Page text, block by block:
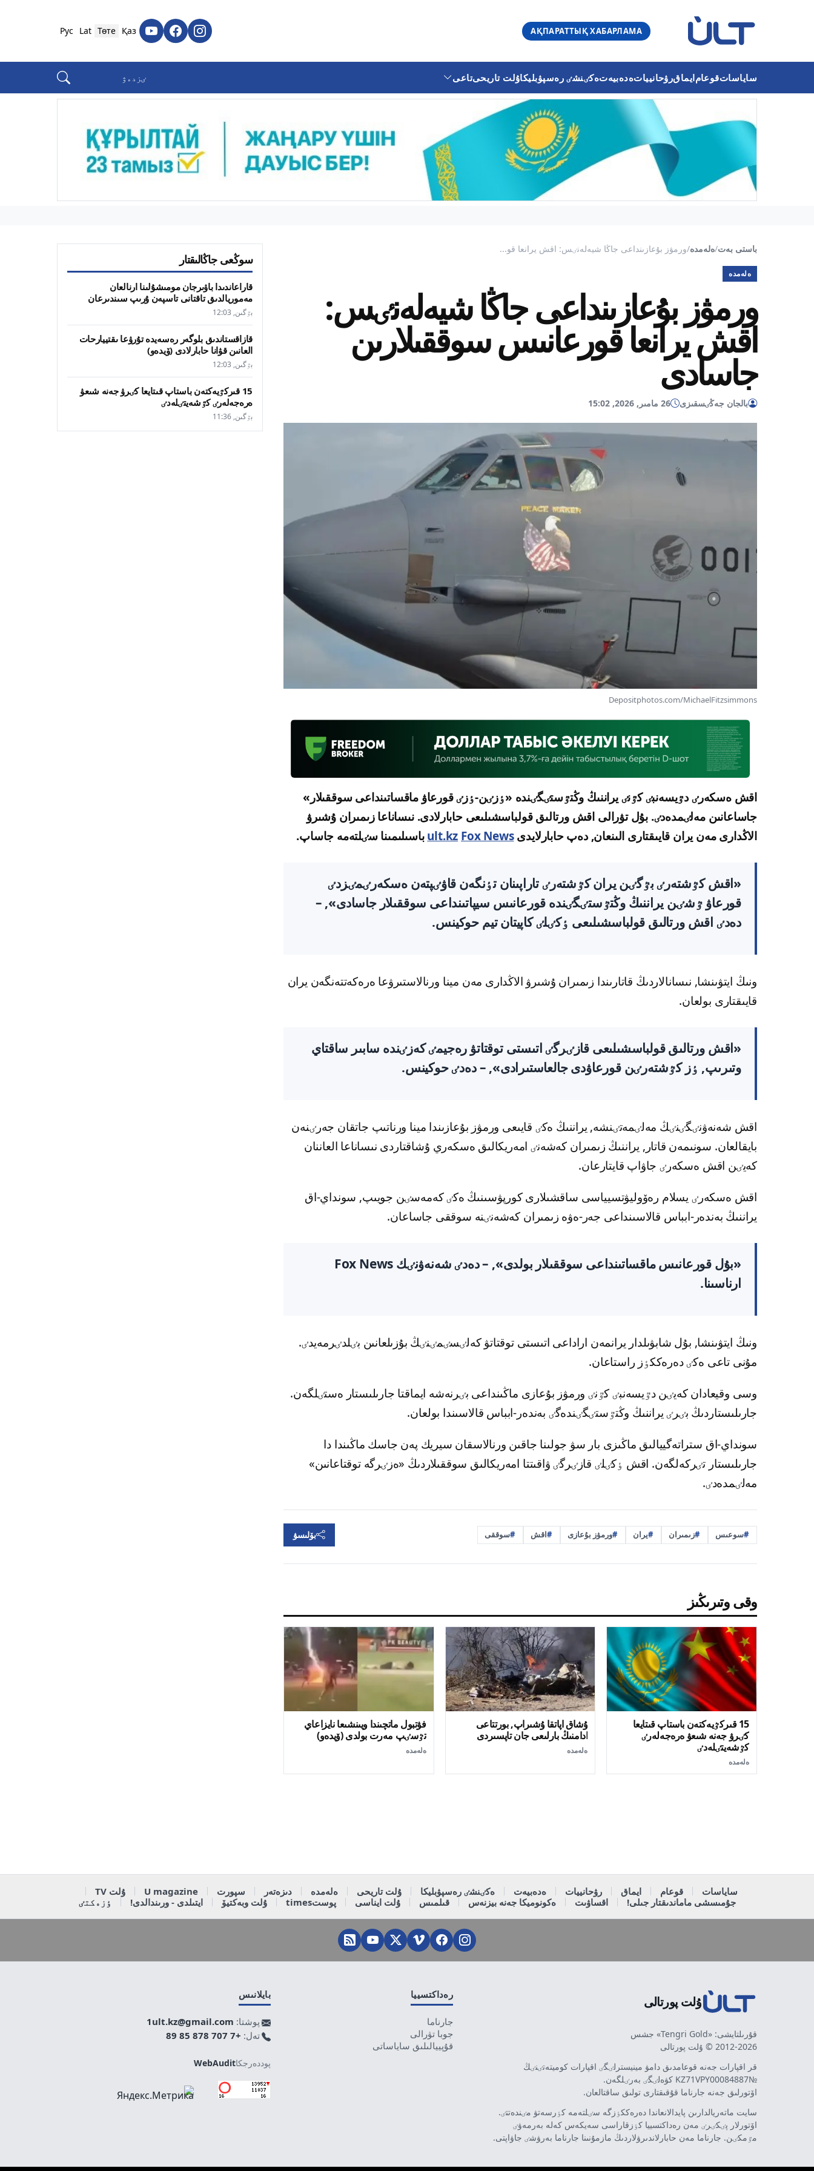
АҚПАРАТТЫҚ ХАБАРЛАМА
Қаз
Төте
Lat
Рус
ساياساتقوعامايماقرۋحانيياتەدەبيەتەكٸنشٸ رەسپۋبليكاۇلت تاريحىتاعى
باستى بەت/ەلەمدە/ورمۋز بۇعازىنداعى جاڭا شيەلەنٸس: اقش يرانعا قو...
ەلەمدە
ورمۋز بۇعازىنداعى جاڭا شيەلەنٸس:
اقش يرانعا قورعانىس سوققىلارىن
جاسادى
بالجان جەڭٸسقىزى 26 مامىر, 2026, 15:02
Depositphotos.com/MichaelFitzsimmons
اقش ەسكەرٸ دٷيسەنبٸ كٷنٸ يراننىڭ وڭتٷستٸگٸندە «ٶزٸن-ٶزٸ قورعاۋ ماقساتىنداعى سوققىلار»
جاساعانىن مەلٸمدەدٸ. بۇل تۋرالى اقش ورتالىق قولباسشىلىعى حابارلادى. نىساناعا زىمىران ۇشىرۋ
الاڭدارى مەن يران قايىقتارى الىنعان, دەپ حابارلايدى
ult.kz Fox News باسىلىمىنا سٸلتەمە جاساپ.
«اقش كٷشتەرٸ بٷگٸن يران كٷشتەرٸ تاراپىنان تٶنگەن قاۋٸپتەن ەسكەرٸمٸزدٸ
قورعاۋ ٷشٸن يراننىڭ وڭتٷستٸگٸندە قورعانىس سيپاتىنداعى سوققىلار جاسادى», –
دەدٸ اقش ورتالىق قولباسشىلىعى ٶكٸلٸ كاپيتان تيم حوكينس.
ونىڭ ايتۋىنشا, نىسانالاردىڭ قاتارىندا زىمىران ۇشىرۋ الاڭدارى مەن مينا ورنالاستىرۋعا ەرەكەتتەنگەن يران
قايىقتارى بولعان.
«اقش ورتالىق قولباسشىلىعى قازٸرگٸ اتىستى توقتاتۋ رەجيمٸ كەزٸندە سابىر ساقتاي
وتىرىپ, ٶز كٷشتەرٸن قورعاۋدى جالعاستىرادى», – دەدٸ حوكينس.
اقش شەنەۋنٸگٸنٸڭ مەلٸمەتٸنشە, يراننىڭ ەكٸ قايىعى ورمۋز بۇعازىندا مينا ورناتىپ جاتقان جەرٸنەن
بايقالعان. سونىمەن قاتار, يراننىڭ زىمىران كەشەنٸ امەريكالىق ەسكەري ۇشاقتاردى نىساناعا العاننان
كەيٸن اقش ەسكەرٸ جاۋاپ قايتارعان.
اقش ەسكەرٸ يسلام رەۆوليۋتسيياسى ساقشىلارى كورپۋسىنىڭ ەكٸ كەمەسٸن جويىپ, سونداي-اق
يراننىڭ بەندەر-ابباس قالاسىنداعى جەر-ەۋە زىمىران كەشەنٸنە سوققى جاساعان.
«بۇل قورعانىس ماقساتىنداعى سوققىلار بولدى», – دەدٸ شەنەۋنٸك Fox News
ارناسىنا.
ونىڭ ايتۋىنشا, بۇل شابۋىلدار يرانمەن اراداعى اتىستى توقتاتۋ كەلٸسٸمٸنٸڭ بۇزىلعانىن بٸلدٸرمەيدٸ.
مۇنى تاعى ەكٸ دەرەككٶز راستاعان.
وسى وقيعادان كەيٸن دٷيسەنبٸ كٷنٸ ورمۋز بۇعازى ماڭىنداعى بٸرنەشە ايماقتا جارىلىستار ەستٸلگەن.
جارىلىستاردىڭ بٸرٸ يراننىڭ وڭتٷستٸگٸندەگٸ بەندەر-ابباس قالاسىندا بولعان.
سونداي-اق ستراتەگييالىق ماڭىزى بار سۋ جولىنا جاقىن ورنالاسقان سيريك پەن جاسك ماڭىندا دا
جارىلىستار تٸركەلگەن. اقش ٶكٸلٸ قازٸرگٸ ۋاقىتتا امەريكالىق سوققىلاردىڭ «ەزٸرگە توقتاعانىن»
مەلٸمدەدٸ.
سوعىس زىمىران يران ورمۋز بۇعازى اقش سوققى بۆلىسۋ
وقى وتىرىڭىز
15 قىركٷيەكتەن باستاپ قىتايعا
كٸرۋ جەنە شىعۋ ەرەجەلەرٸ
كٷشەيتٸلەدٸ
ەلەمدە
ۇشاق اپاتقا ۇشىراپ, بورتتاعى
ادامنىڭ بارلىعى جان تاپسىردى
ەلەمدە
فۋتبول ماتچىندا ويىنشىعا نايزاعاي
تٷسٸپ مەرت بولدى (ۆيدەو)
ەلەمدە
سوڭعى جاڭالىقتار
قاراعاندىدا باۋىرجان مومىشۇلىنا ارنالعان
مەموريالدىق تاقتانى تاسپەن ۇرىپ سىندىرعان
بٷگىن, 12:03
قازاقستاندىق بلوگەر رەسەيدە تۇرۋعا ىقتييارحات
العانىن قۋانا حابارلادى (ۆيدەو)
بٷگىن, 12:03
15 قىركٷيەكتەن باستاپ قىتايعا كٸرۋ جەنە شىعۋ
ەرەجەلەرٸ كٷشەيتٸلەدٸ
بٷگىن, 11:36
ساياسات قوعام ايماق رۋحانييات ەدەبيەت ەكٸنشٸ رەسپۋبليكا ۇلت تاريحى ەلەمدە دىزەتەر سپورت U magazine
ۇلت TV
جۇمىسشى ماماندىقتار جىلى!
اقساۋىت ەكونوميكا جەنە بيزنەس قىلمىس ۇلت ايناسى پوستtimes ۇلت وبەكتيۆ ايتىلدى - ورىندالدى! ٶزەكتٸ
ۇلت پورتالى
قۇرىلتايشى: «Tengri Gold» جشس
2012-2026 © ۇلت پورتالى
قر اقپارات جەنە قوعامدىق دامۋ مينيسترلٸگٸ اقپارات كوميتەتٸنٸڭ
№KZ71VPY00084887 كۋەلٸگٸ بەرٸلگەن.
اۆتورلىق جەنە جارناما قۇقىقتارى تولىق ساقتالعان.
سايت ماتەريالدارىن پايدالانعاندا دەرەككٶزگە سٸلتەمە كٶرسەتۋ مٸندەتتٸ.
اۆتورلار پٸكٸرٸ مەن رەداكتسييا كٶزقاراسى سەيكەس كەلە بەرمەۋٸ
مٷمكٸن. جارناما مەن حابارلاندىرۋلاردىڭ مازمۇنىنا جارناما بەرۋشٸ جاۋاپتى.
رەداكتسييا
جارناما
جوبا تۋرالى
قۇپييالىلىق ساياساتى
بايلانىس
پوشتا: 1ult.kz@gmail.com
تەل: +7 707 878 85 89
پوددەرجكاWebAudit